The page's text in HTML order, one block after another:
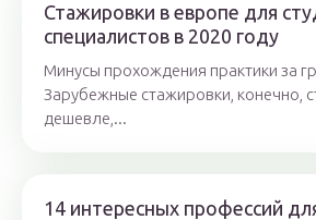
Стажировки в европе для
специалистов в 2020 году
Минусы прохождения практики за
Зарубежные стажировки, конечно,
дешевле,...
14 интересных профессий